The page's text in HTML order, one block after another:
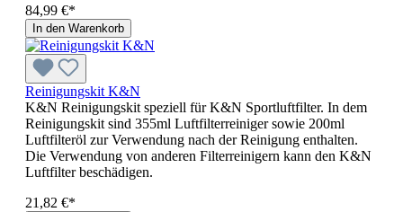
84,99 €*
In den Warenkorb
Reinigungskit K&N
K&N Reinigungskit speziell für K&N Sportluftfilter. In dem
Reinigungskit sind 355ml Luftfilterreiniger sowie 200ml
Luftfilteröl zur Verwendung nach der Reinigung enthalten.
Die Verwendung von anderen Filterreinigern kann den K&N
Luftfilter beschädigen.
21,82 €*